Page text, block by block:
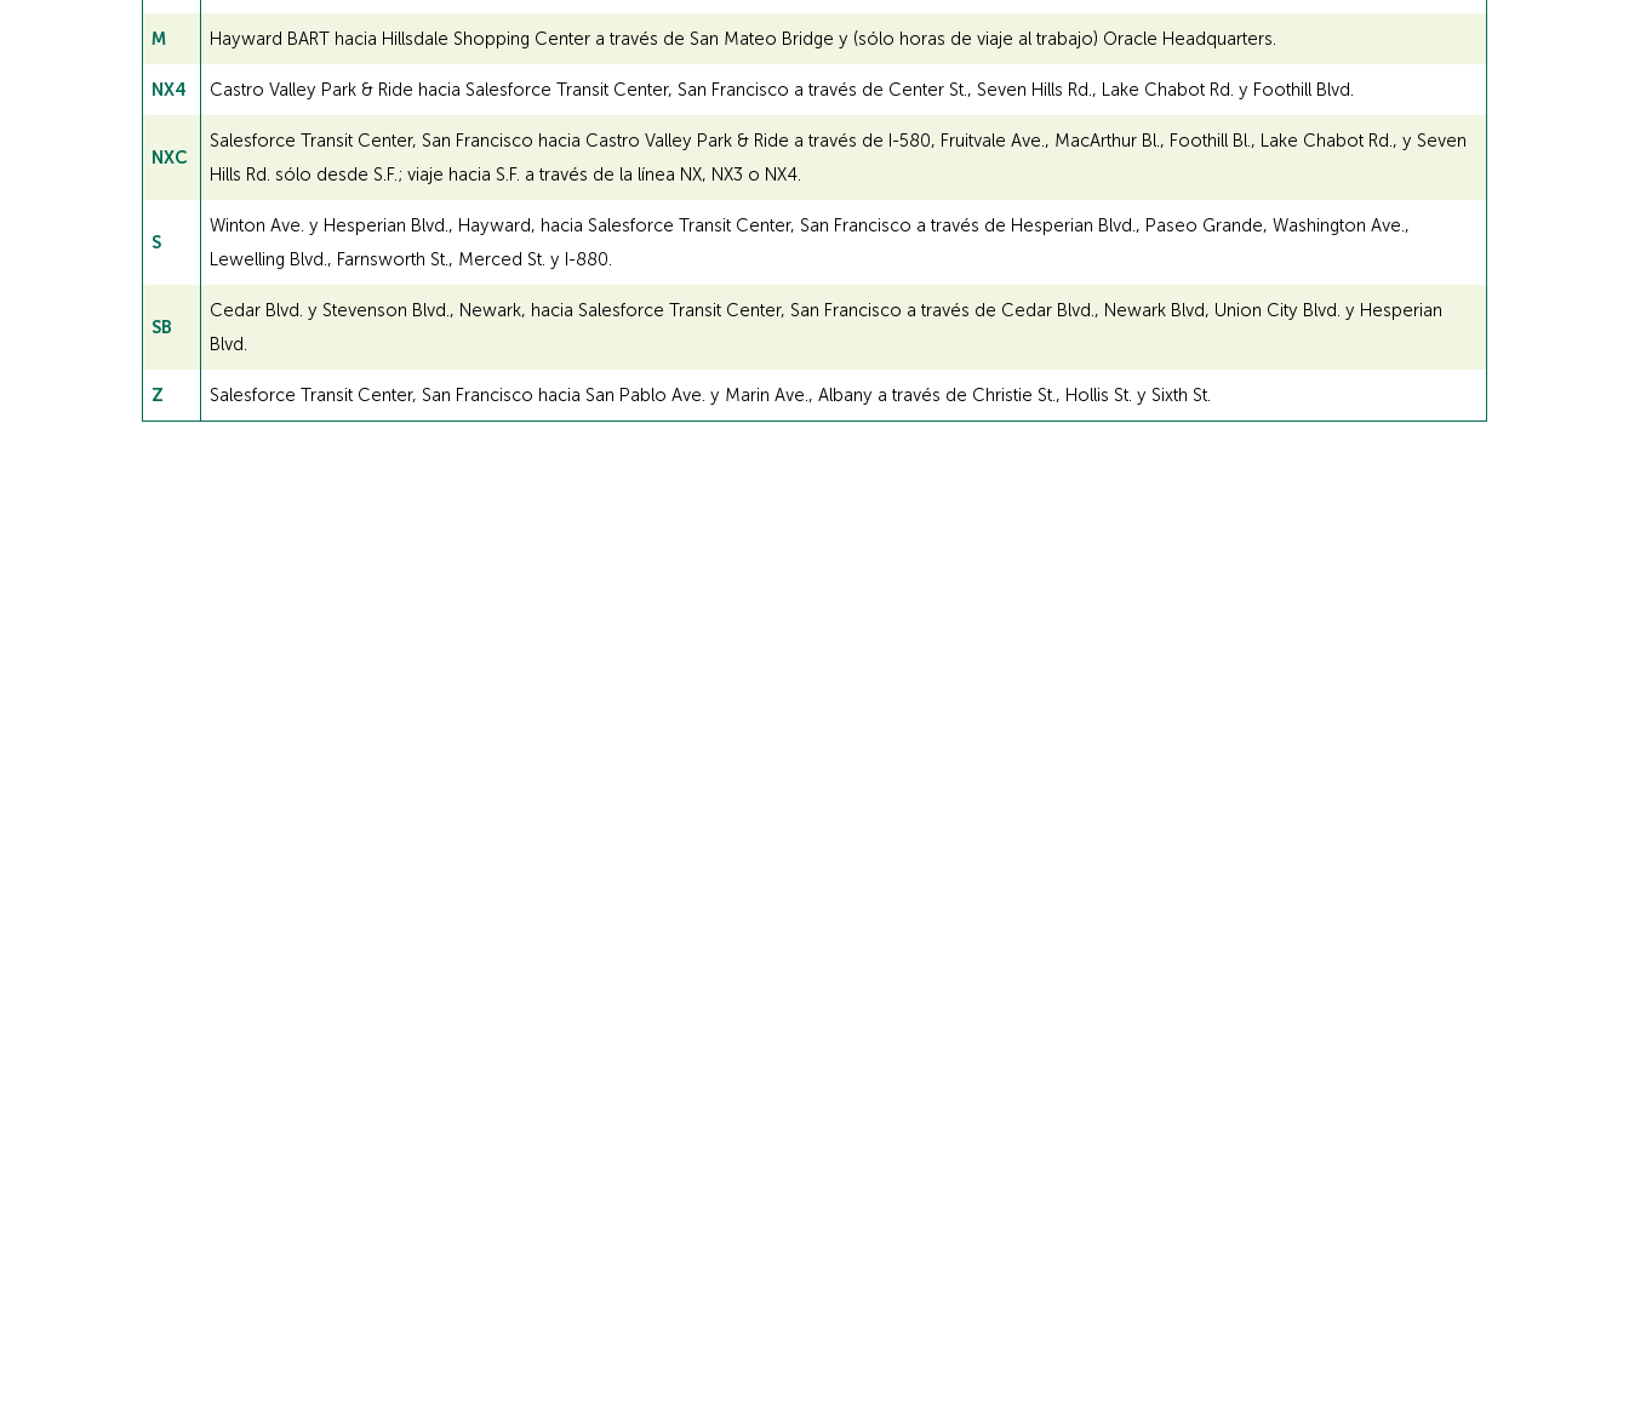
M Hayward BART hacia Hillsdale Shopping Center a través de San Mateo Bridge y (sólo horas de viaje al trabajo) Oracle Headquarters.
NX4 Castro Valley Park & Ride hacia Salesforce Transit Center, San Francisco a través de Center St., Seven Hills Rd., Lake Chabot Rd. y Foothill Blvd.
NXC
Salesforce Transit Center, San Francisco hacia Castro Valley Park & Ride a través de I-580, Fruitvale Ave., MacArthur Bl., Foothill Bl., Lake Chabot Rd., y Seven
Hills Rd. sólo desde S.F.; viaje hacia S.F. a través de la línea NX, NX3 o NX4.
S
Winton Ave. y Hesperian Blvd., Hayward, hacia Salesforce Transit Center, San Francisco a través de Hesperian Blvd., Paseo Grande, Washington Ave.,
Lewelling Blvd., Farnsworth St., Merced St. y I-880.
SB
Cedar Blvd. y Stevenson Blvd., Newark, hacia Salesforce Transit Center, San Francisco a través de Cedar Blvd., Newark Blvd, Union City Blvd. y Hesperian
Blvd.
Z Salesforce Transit Center, San Francisco hacia San Pablo Ave. y Marin Ave., Albany a través de Christie St., Hollis St. y Sixth St.